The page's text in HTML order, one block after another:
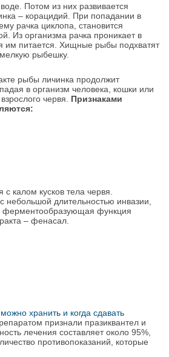
Потом из них развивается
– корацидий. При попадании в
рачка циклопа, становится
Из организма рачка проникает в
им питается. Хищные рыбы подхватят
рыбешку.
рыбы личинка продолжит
в организм человека, кошки или
червя. Признаками
калом кусков тела червя.
длительностью инвазии,
ферментообразующая функция
– фенасал.
хранить и когда сдавать
признали празиквантел и
лечения составляет около 95%,
противопоказаний, которые